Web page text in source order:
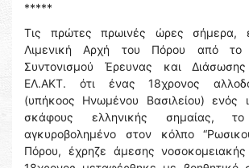
*****
Τις πρώτες πρωινές ώρες σήμερα,
Λιμενική Αρχή του Πόρου από το
Συντονισμού Έρευνας και
ΕΛ.ΑΚΤ. ότι ένας 18χρονος
(υπήκοος Ηνωμένου Βασιλείου) ενός
σκάφους ελληνικής σημαίας,
αγκυροβολημένο στον κόλπο
Πόρου, έχρηζε άμεσης